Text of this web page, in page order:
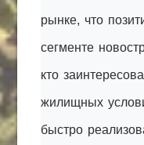
рынке, что
сегменте
кто
жилищных
быстро